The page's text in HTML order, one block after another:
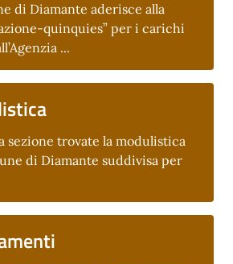
di Diamante aderisce alla
quinquies” per i carichi
...
sezione trovate la modulistica
di Diamante suddivisa per